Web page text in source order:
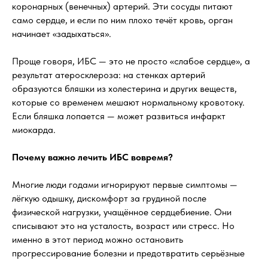
коронарных (венечных) артерий. Эти сосуды питают
само сердце, и если по ним плохо течёт кровь, орган
начинает «задыхаться».
Проще говоря, ИБС — это не просто «слабое сердце», а
результат атеросклероза: на стенках артерий
образуются бляшки из холестерина и других веществ,
которые со временем мешают нормальному кровотоку.
Если бляшка лопается — может развиться инфаркт
миокарда.
Почему важно лечить ИБС вовремя?
Многие люди годами игнорируют первые симптомы —
лёгкую одышку, дискомфорт за грудиной после
физической нагрузки, учащённое сердцебиение. Они
списывают это на усталость, возраст или стресс. Но
именно в этот период можно остановить
прогрессирование болезни и предотвратить серьёзные